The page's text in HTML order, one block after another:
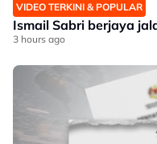
VIDEO TERKINI & POPULAR
Ismail Sabri berjaya
3 hours ago